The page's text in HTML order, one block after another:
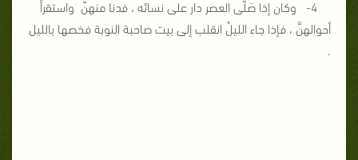
4- وكان إذا صَلّى العصر دار على نسائه ، فدنا منهنّ واستقرأ
أحوالهنَّ ، فإذا جاء الليلُ انقلب إلى بيت صاحبة النوبة فخصها بالليل
.